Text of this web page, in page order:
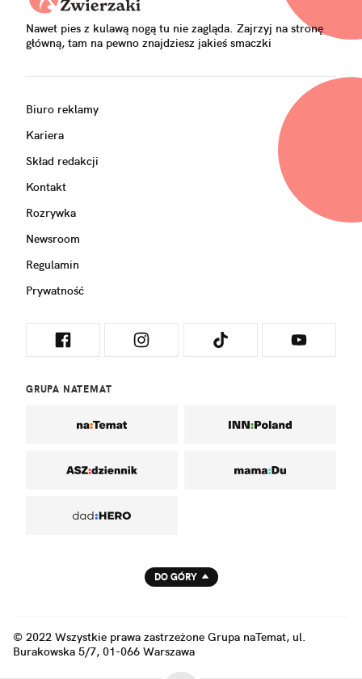
Nawet pies z kulawą nogą tu nie zagląda. Zajrzyj na stronę
główną, tam na pewno znajdziesz jakieś smaczki
Biuro reklamy
Kariera
Skład redakcji
Kontakt
Rozrywka
Newsroom
Regulamin
Prywatność
GRUPA NATEMAT
DO GÓRY
© 2022 Wszystkie prawa zastrzeżone Grupa naTemat, ul.
Burakowska 5/7, 01-066 Warszawa